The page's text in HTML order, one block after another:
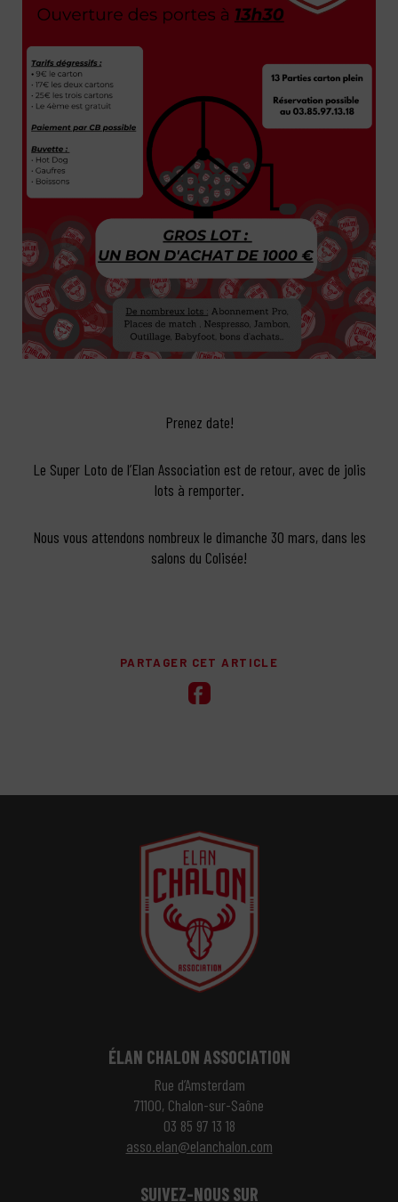
Prenez date!
Le Super Loto de l’Elan Association est de retour, avec de jolis
lots à remporter.
Nous vous attendons nombreux le dimanche 30 mars, dans les
salons du Colisée!
PARTAGER CET ARTICLE
ÉLAN CHALON ASSOCIATION
Rue d’Amsterdam
71100, Chalon-sur-Saône
03 85 97 13 18
asso.elan@elanchalon.com
SUIVEZ-NOUS SUR